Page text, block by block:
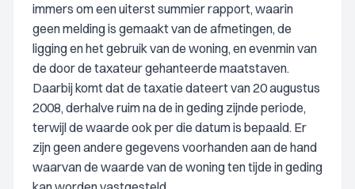
immers om een uiterst summier rapport, waarin
geen melding is gemaakt van de afmetingen, de
ligging en het gebruik van de woning, en evenmin van
de door de taxateur gehanteerde maatstaven.
Daarbij komt dat de taxatie dateert van 20 augustus
2008, derhalve ruim na de in geding zijnde periode,
terwijl de waarde ook per die datum is bepaald. Er
zijn geen andere gegevens voorhanden aan de hand
waarvan de waarde van de woning ten tijde in geding